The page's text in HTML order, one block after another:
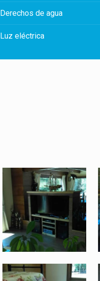
Derechos de agua
Luz eléctrica